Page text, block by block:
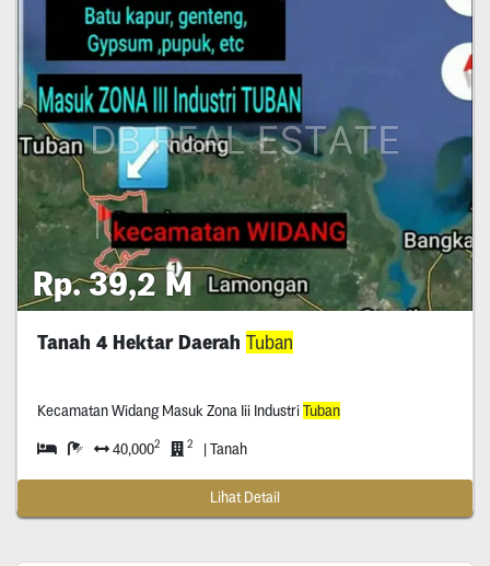
Rp. 39,2 M
Tanah 4 Hektar Daerah Tuban
Kecamatan Widang Masuk Zona Iii IndustriTuban
40,0002 2 | Tanah
Lihat Detail